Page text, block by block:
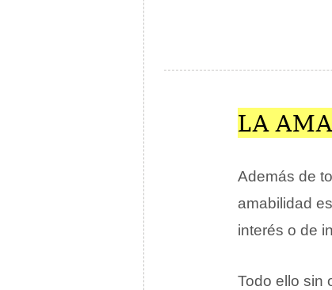
LA
Además de
amabilidad
interés o de
Todo ello sin